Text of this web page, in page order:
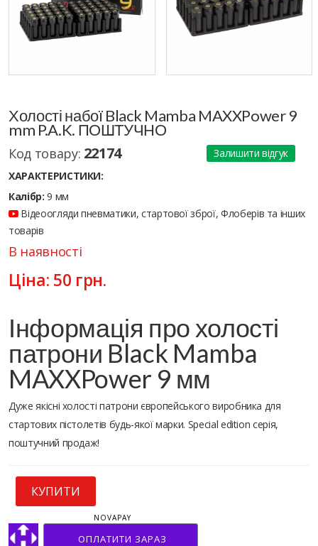
Холості набої Black Mamba MAXXPower 9
mm P.A.K. ПОШТУЧНО
Код товару: 22174
Залишити відгук
ХАРАКТЕРИСТИКИ:
Калібр: 9 мм
Відеоогляди пневматики, стартової зброї, Флоберів та інших
товарів
В наявності
Ціна: 50 грн.
Інформація про холості
патрони Black Mamba
MAXXPower 9 мм
Дуже якісні холості патрони європейського виробника для
стартових пістолетів будь-якої марки. Special edition серія,
поштучний продаж!
КУПИТИ
ОПЛАТИТИ ЗАРАЗ
NOVAPAY